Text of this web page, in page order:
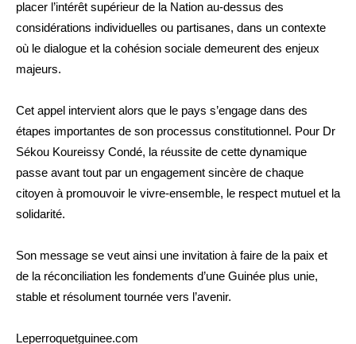
placer l’intérêt supérieur de la Nation au-dessus des
considérations individuelles ou partisanes, dans un contexte
où le dialogue et la cohésion sociale demeurent des enjeux
majeurs.
Cet appel intervient alors que le pays s’engage dans des
étapes importantes de son processus constitutionnel. Pour Dr
Sékou Koureissy Condé, la réussite de cette dynamique
passe avant tout par un engagement sincère de chaque
citoyen à promouvoir le vivre-ensemble, le respect mutuel et la
solidarité.
Son message se veut ainsi une invitation à faire de la paix et
de la réconciliation les fondements d’une Guinée plus unie,
stable et résolument tournée vers l’avenir.
Leperroquetguinee.com